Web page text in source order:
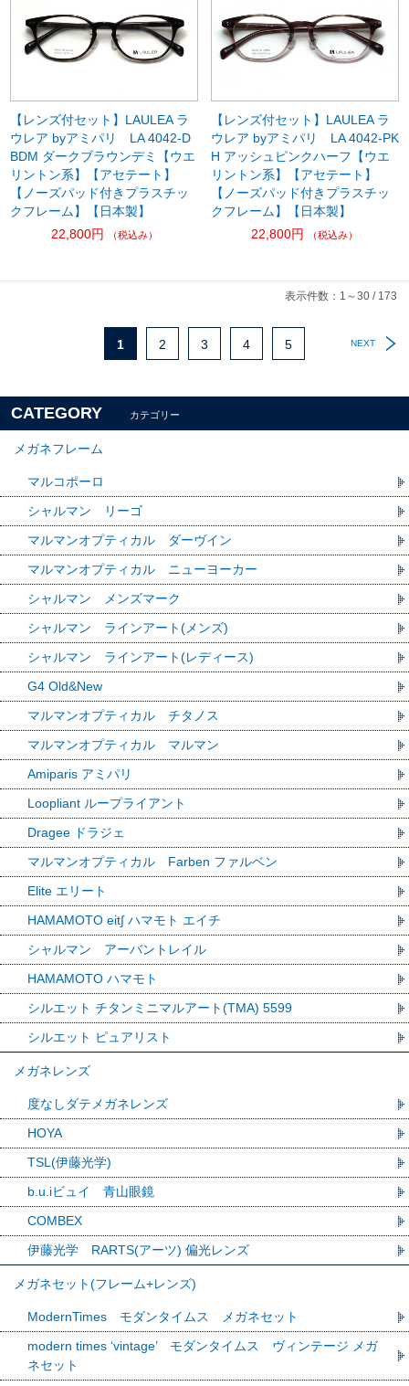
【レンズ付セット】LAULEA ラ
ウレア byアミパリ LA 4042-D
BDM ダークブラウンデミ【ウエ
リントン系】【アセテート】
【ノーズパッド付きプラスチッ
クフレーム】【日本製】
22,800円
（税込み）
【レンズ付セット】LAULEA ラ
ウレア byアミパリ LA 4042-PK
H アッシュピンクハーフ【ウエ
リントン系】【アセテート】
【ノーズパッド付きプラスチッ
クフレーム】【日本製】
22,800円
（税込み）
表示件数：1～30 / 173
NEXT
1 2 3 4 5
CATEGORY カテゴリー
メガネフレーム
マルコポーロ
シャルマン リーゴ
マルマンオプティカル ダーヴイン
マルマンオプティカル ニューヨーカー
シャルマン メンズマーク
シャルマン ラインアート(メンズ)
シャルマン ラインアート(レディース)
G4 Old&New
マルマンオプティカル チタノス
マルマンオプティカル マルマン
Amiparis アミパリ
Loopliant ループライアント
Dragee ドラジェ
マルマンオプティカル Farben ファルベン
Elite エリート
HAMAMOTO eit∫ ハマモト エイチ
シャルマン アーバントレイル
HAMAMOTO ハマモト
シルエット チタンミニマルアート(TMA) 5599
シルエット ピュアリスト
メガネレンズ
度なしダテメガネレンズ
HOYA
TSL(伊藤光学)
b.u.iビュイ 青山眼鏡
COMBEX
伊藤光学 RARTS(アーツ) 偏光レンズ
メガネセット(フレーム+レンズ)
ModernTimes モダンタイムス メガネセット
modern times ‘vintage’ モダンタイムス ヴィンテージ メガ
ネセット